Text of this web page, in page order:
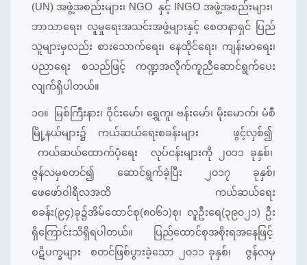
(UN) အဖွဲ့အစည်းများ၊ NGO နှင့် INGO အဖွဲ့အစည်းများ၊
ဘာသာရေး၊ လူမှုရေးအသင်းအဖွဲ့များနှင့် စေတနာရှင် ပြည်
သူများမှလည်း စားသောက်ရေး၊ နေထိုင်ရေး၊ ကျန်းမာရေး၊
ပညာရေး စသည်ဖြင့် ကဏ္ဍအလိုက်ကူညီဆောင်ရွက်ပေး
လျက်ရှိပါတယ်။
၁၀။
မြစ်ကြီးနား၊ ဝိုင်းမော်၊ ရွှေကူ၊ ဗန်းမော်၊ မိုးမောက်၊ မံစီ
မြို့နယ်များ၌ ကယ်ဆယ်ရေးစခန်းများ ဖွင့်လှစ်၍
ကယ်ဆယ်ထောက်ပံ့ရေး လုပ်ငန်းများကို ၂၀၁၁ ခုနှစ်၊
ဇွန်လမှစတင်၍ ဆောင်ရွက်ခဲ့ပြီး ၂၀၁၇ ခုနှစ်၊
ဖေဖော်ဝါရီလအထိ ကယ်ဆယ်ရေး
စခန်း(၉၄)ခု၌အိမ်ထောင်စု(၈၀၆၁)စု၊ လူဦးရေ(၃၉၀၂၁) ဦး
ရှိကြောင်းသိရှိရပါတယ်။ ပြည်ထောင်စုအစိုးရအနေဖြင့်
ပဋိပက္ခများ စတင်ဖြစ်ပွားခဲ့သော ၂၀၁၁ ခုနှစ်၊ ဇွန်လမှ